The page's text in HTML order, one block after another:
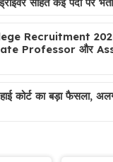
Recruitment 2026:
Professor और
कोर्ट का बड़ा फैसला,